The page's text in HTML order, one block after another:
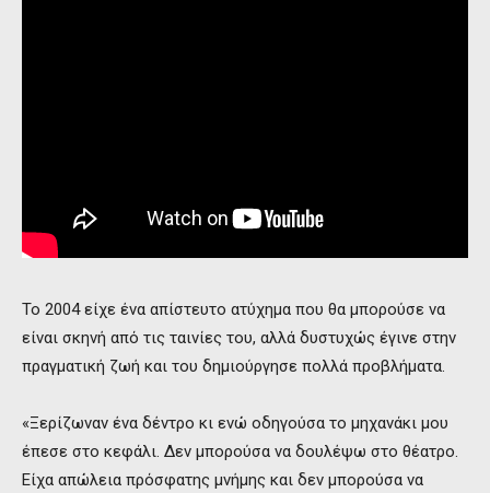
Το 2004 είχε ένα απίστευτο ατύχημα που θα μπορούσε να
είναι σκηνή από τις ταινίες του, αλλά δυστυχώς έγινε στην
πραγματική ζωή και του δημιούργησε πολλά προβλήματα.
«Ξερίζωναν ένα δέντρο κι ενώ οδηγούσα το μηχανάκι μου
έπεσε στο κεφάλι. Δεν μπορούσα να δουλέψω στο θέατρο.
Είχα απώλεια πρόσφατης μνήμης και δεν μπορούσα να